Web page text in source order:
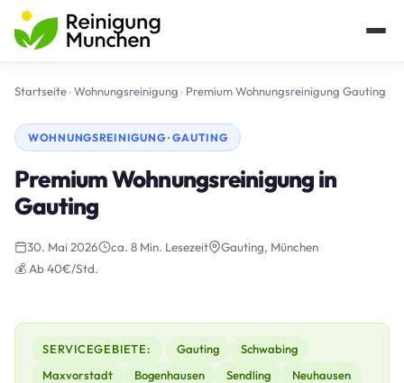
Startseite›Wohnungsreinigung › Premium Wohnungsreinigung Gauting
WOHNUNGSREINIGUNG · GAUTING
Premium Wohnungsreinigung in
Gauting
30. Mai 2026 ca. 8 Min. Lesezeit
Gauting, München
💰 Ab 40€/Std.
SERVICEGEBIETE: Gauting
Schwabing
Maxvorstadt
Bogenhausen Sendling
Neuhausen